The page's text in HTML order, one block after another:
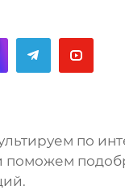
по
поможем